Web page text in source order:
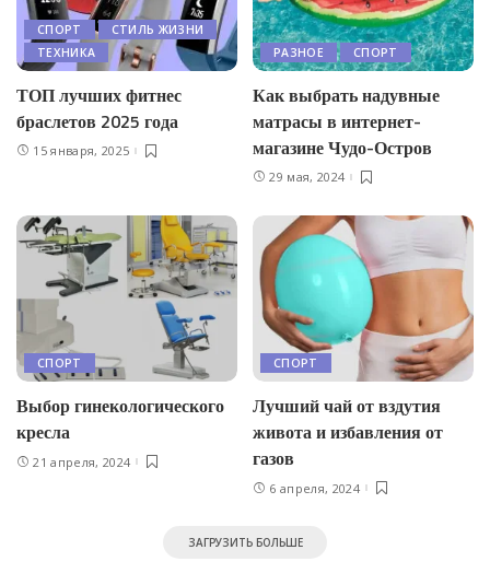
СПОРТ
СТИЛЬ ЖИЗНИ
ТЕХНИКА
ТОП лучших фитнес
браслетов 2025 года
15 января, 2025
РАЗНОЕ СПОРТ
Как выбрать надувные
матрасы в интернет-
магазине Чудо-Остров
29 мая, 2024
СПОРТ
Выбор гинекологического
кресла
21 апреля, 2024
СПОРТ
Лучший чай от вздутия
живота и избавления от
газов
6 апреля, 2024
ЗАГРУЗИТЬ БОЛЬШЕ